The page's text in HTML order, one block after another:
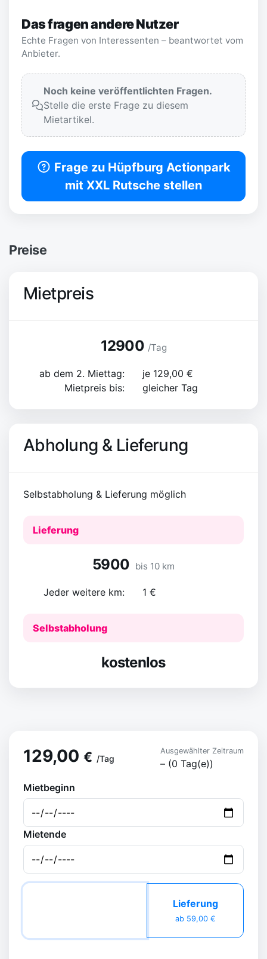
Das fragen andere Nutzer
Echte Fragen von Interessenten – beantwortet vom
Anbieter.
Noch keine veröffentlichten Fragen.
Stelle die erste Frage zu diesem
Mietartikel.
mit XXL Rutsche stellen
Preise
Mietpreis
12900 /Tag
ab dem 2. Miettag:
je 129,00 €
Mietpreis bis:
gleicher Tag
Abholung & Lieferung
Selbstabholung & Lieferung möglich
Lieferung
5900 bis 10 km
Jeder weitere km: 1 €
Selbstabholung
kostenlos
129,00 € /Tag
Ausgewählter Zeitraum
– (0 Tag(e))
Mietbeginn
Mietende
Lieferung
ab 59,00 €